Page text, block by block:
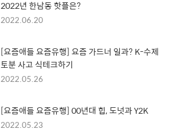
2022년 한남동 핫플은?
2022.06.20
[요즘애들 요즘유행] 요즘 가드너 일과? K-수제
토분 사고 식테크하기
2022.05.26
[요즘애들 요즘유행] 00년대 힙, 도넛과 Y2K
2022.05.23